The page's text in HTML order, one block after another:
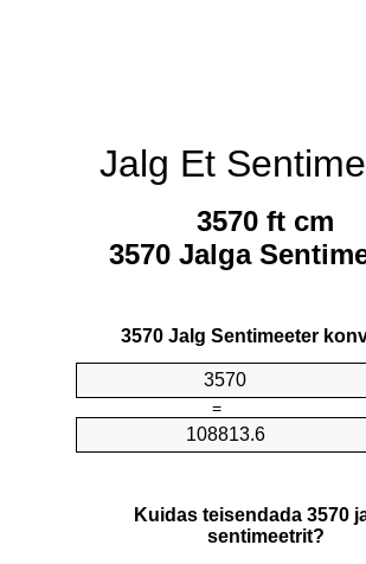
Jalg Et
3570 ft cm
3570 Jalga
3570 Jalg Sentimeeter
=
Kuidas teisendada 3570
sentimeetrit?